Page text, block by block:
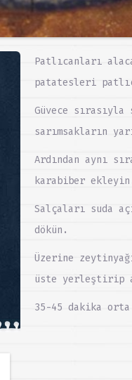
Patlıcanları
patatesleri
Güvece
sarımsakların
Ardından aynı
karabiber
Salçaları suda
dökün.
Üzerine
üste yerleştirip
35-45 dakika